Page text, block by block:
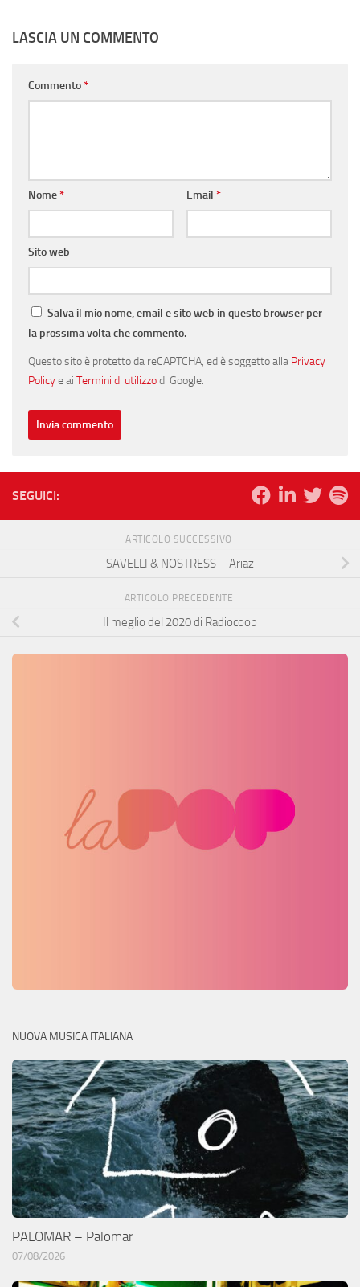
LASCIA UN COMMENTO
Commento*
Nome* Email *
Sito web
Salva il mio nome, email e sito web in questo browser per
la prossima volta che commento.
Questo sito è protetto da reCAPTCHA, ed è soggetto alla Privacy
Policye ai Termini di utilizzodi Google.
SEGUICI:
ARTICOLO SUCCESSIVO
SAVELLI & NOSTRESS – Ariaz
ARTICOLO PRECEDENTE
Il meglio del 2020 di Radiocoop
NUOVA MUSICA ITALIANA
PALOMAR – Palomar
07/08/2026